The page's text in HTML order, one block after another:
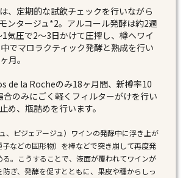
、定期的な試飲チェックを行いながら
ンタージュ*2。アルコール発酵は約2週
気圧で2～3日かけて圧搾し、樽へワイ
でマロラクティック発酵と熟成を行い
月。
de la Rocheのみ18ヶ月間、新樽率10
のみにごく軽くフィルターがけを行い
め、瓶詰めを行います。
、ピジェアージュ）ワインの発酵中に浮き上が
などの固形物）を棒などで突き崩して再度発
。こうすることで、液面が覆われてワインが
ぎ、発酵を促すとともに、果皮や種からしっ